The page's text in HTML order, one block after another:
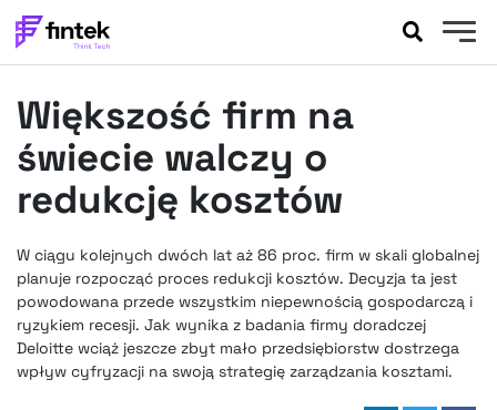
BANKOWOŚĆ
EVENTY
FELIETONY
WYWIADY
PODCASTY
FINTEKEXTRA
OKIEM EKSPERTA
Większość firm na
świecie walczy o
redukcję kosztów
W ciągu kolejnych dwóch lat aż 86 proc. firm w skali globalnej
planuje rozpocząć proces redukcji kosztów. Decyzja ta jest
powodowana przede wszystkim niepewnością gospodarczą i
ryzykiem recesji. Jak wynika z badania firmy doradczej
Deloitte wciąż jeszcze zbyt mało przedsiębiorstw dostrzega
wpływ cyfryzacji na swoją strategię zarządzania kosztami.